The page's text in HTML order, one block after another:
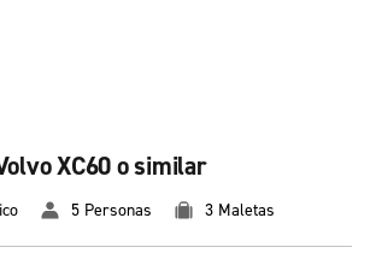
XC60 o similar
5 Personas 3 Maletas